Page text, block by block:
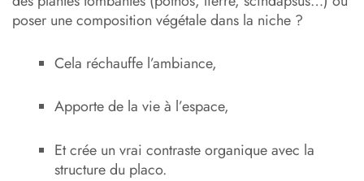
poser une composition végétale dans la niche ?
Cela réchauffe l’ambiance,
Apporte de la vie à l’espace,
Et crée un vrai contraste organique avec la
structure du placo.